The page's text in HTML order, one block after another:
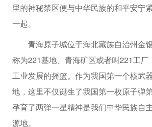
里的神秘禁区便与中华民族的和平安宁
一起。
青海原子城位于海北藏族自治州金
称为221基地、青海矿区或者叫221工厂
工业发展的摇篮。作为我国第一个核武
地，这里不仅诞生了我国第一枚原子弹
孕育了两弹一星精神是我们中华民族自
源地。